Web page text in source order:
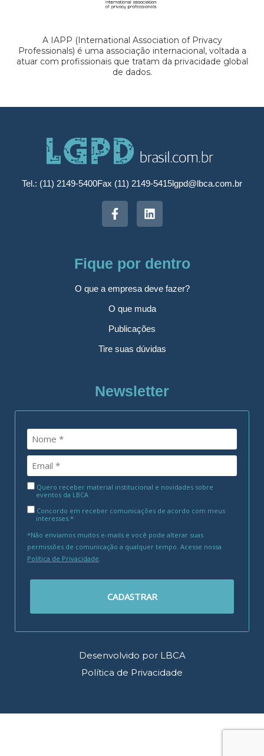
A IAPP (International Association of Privacy
Professionals) é uma associação internacional, voltada a
atuar com profissionais que tratam da privacidade global
de dados.
Tel.: (11) 2149-5400Fax (11) 2149-5415lgpd@lbca.com.br
Fique por dentro
O que a empresa deve fazer?
O que muda
Publicações
Tire suas dúvidas
Newsletter
Quero receber material institucional e novidades sobre
eventos da LBCA
Concordo em receber comunicações de acordo com meus
interesses.*
*Não enviamos muitos e-mails e você pode alterar suas
permissões de comunicação a qualquer tempo. Acesse nossa
Política de Privacidade.
CADASTRAR
Desenvolvido por LBCA
Política de Privacidade